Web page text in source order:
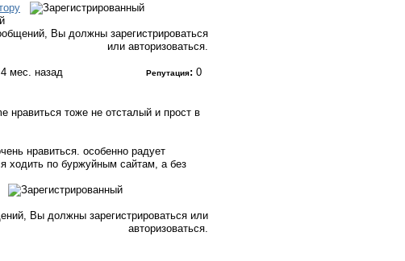
Вы должны зарегистрироваться
или авторизоваться.
4 мес. назад Репутация: 0
нравиться тоже не отсталый и прост в
нравиться. особенно радует
ходить по буржуйным сайтам, а без
Вы должны зарегистрироваться или
авторизоваться.